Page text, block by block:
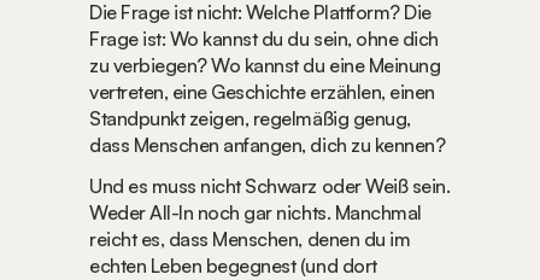
Die Frage ist nicht: Welche Plattform? Die
Frage ist: Wo kannst du du sein, ohne dich
zu verbiegen? Wo kannst du eine Meinung
vertreten, eine Geschichte erzählen, einen
Standpunkt zeigen, regelmäßig genug,
dass Menschen anfangen, dich zu kennen?
Und es muss nicht Schwarz oder Weiß sein.
Weder All-In noch gar nichts. Manchmal
reicht es, dass Menschen, denen du im
echten Leben begegnest (und dort